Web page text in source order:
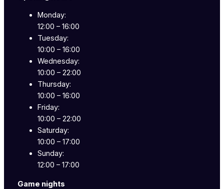
Monday:
12:00 – 16:00
Tuesday:
10:00 – 16:00
Wednesday:
10:00 – 22:00
Thursday:
10:00 – 16:00
Friday:
10:00 – 22:00
Saturday:
10:00 – 17:00
Sunday:
12:00 – 17:00
Game nights